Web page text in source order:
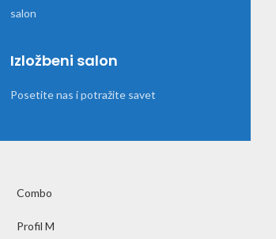
Izložbeni salon
Posetite nas i potražite savet
Combo
Profil M